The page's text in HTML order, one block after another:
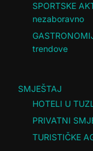
SPORTSKE
nezaboravno
trendove
SMJEŠTAJ
HOTELI U
PRIVATNI
TURISTIČKE